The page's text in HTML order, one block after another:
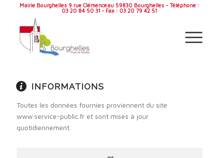
Mairie Bourghelles 9 rue Clémenceau 59830 Bourghelles - Téléphone :
03 20 84 50 31 - Fax : 03 20 79 42 51
INFORMATIONS
Toutes les données fournies proviennent du site
www.service-public.fr et sont mises à jour
quotidiennement.